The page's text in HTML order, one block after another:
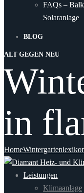
FAQs –
Solaranlage
BLOG
ALT GEGEN NEU
in
Home
Leistungen
Klimaanlage